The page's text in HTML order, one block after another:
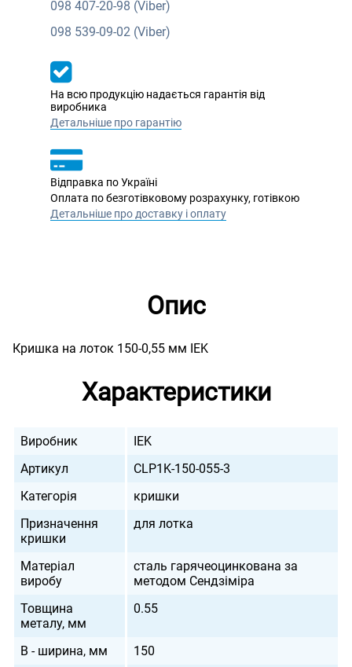
098 407-20-98 (Viber)
098 539-09-02 (Viber)
На всю продукцію надається гарантія від
виробника
Детальніше про гарантію
Відправка по Україні
Оплата по безготівковому розрахунку, готівкою
Детальніше про доставку і оплату
Опис
Кришка на лоток 150-0,55 мм IEK
Характеристики
Виробник
IEK
Артикул
CLP1K-150-055-3
Категорія
кришки
Призначення
кришки
для лотка
Матеріал
виробу
сталь гарячеоцинкована за
методом Сендзіміра
Товщина
металу, мм
0.55
B - ширина, мм
150